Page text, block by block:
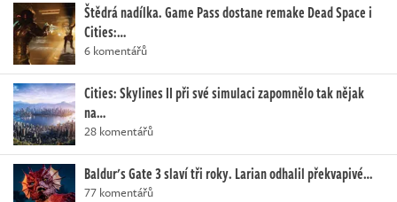
Štědrá nadílka. Game Pass dostane remake Dead Space i
Cities:…
6 komentářů
Cities: Skylines II při své simulaci zapomnělo tak nějak
na…
28 komentářů
Baldur's Gate 3 slaví tři roky. Larian odhalil překvapivé…
77 komentářů